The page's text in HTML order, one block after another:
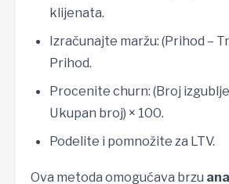
klijenata.
Izračunajte maržu: (Prihod –
Prihod.
Procenite churn: (Broj
Ukupan broj) × 100.
Podelite i pomnožite za LTV.
Ova metoda omogućava brzu